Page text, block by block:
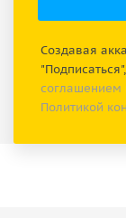
Создавая
соглашением
Политикой